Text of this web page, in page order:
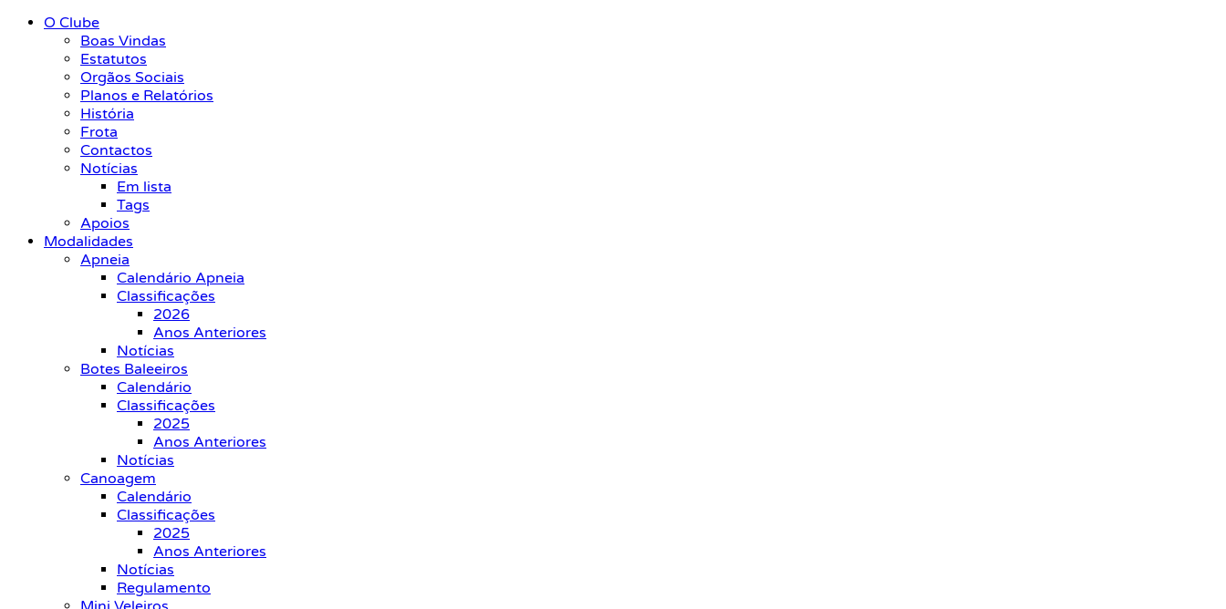
O Clube
Boas Vindas
Estatutos
Orgãos Sociais
Planos e Relatórios
História
Frota
Contactos
Notícias
Em lista
Tags
Apoios
Modalidades
Apneia
Calendário Apneia
Classificações
2026
Anos Anteriores
Notícias
Botes Baleeiros
Calendário
Classificações
2025
Anos Anteriores
Notícias
Canoagem
Calendário
Classificações
2025
Anos Anteriores
Notícias
Regulamento